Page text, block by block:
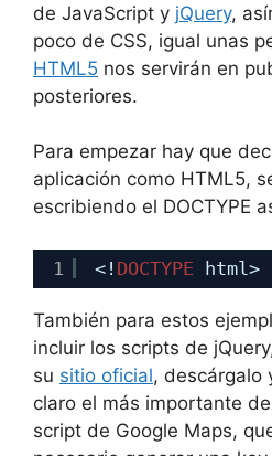
de JavaScript y jQuery,
poco de CSS, igual unas
HTML5 nos servirán en
posteriores.
Para empezar hay que
aplicación como HTML5,
escribiendo el DOCTYPE
1 <! DOCTYPE html>
También para estos
incluir los scripts de
su sitio oficial, descárgalo
claro el más importante
script de Google Maps,